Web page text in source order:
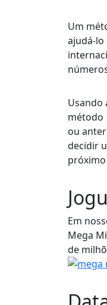
Um
ajudá-lo
Usando
método
ou
decidir
Em
Mega
de